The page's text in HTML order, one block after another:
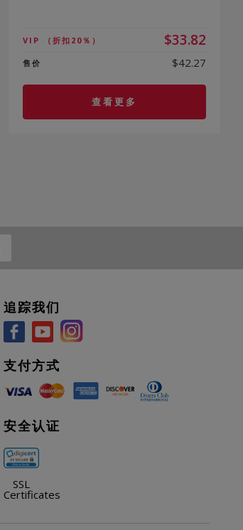
VIP （折扣20％） $33.82
售价 $42.27
查看更多
追踪我们
支付方式
安全认证
SSL
Certificates